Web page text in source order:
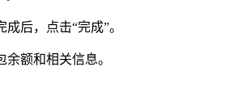
后，点击“完成”。
额和相关信息。